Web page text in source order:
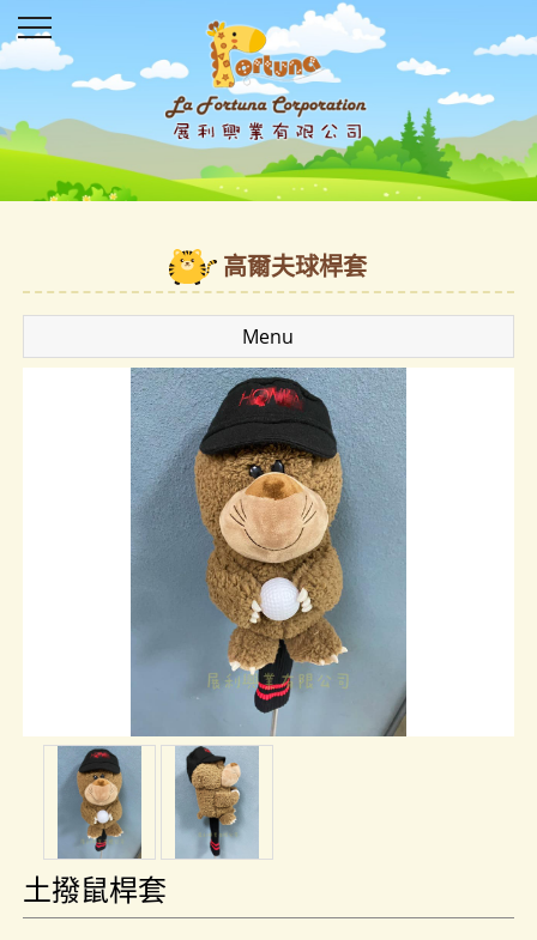
高爾夫球桿套
Menu
土撥鼠桿套